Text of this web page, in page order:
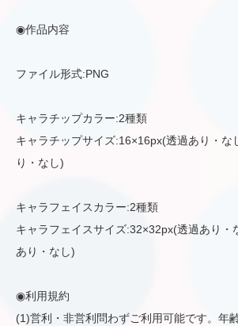
◉作品内容
ファイル形式:PNG
キャラチップカラー:2種類
キャラチップサイズ:16×16px(透過あり・な
り・なし)
キャラフェイスカラー:2種類
キャラフェイスサイズ:32×32px(透過あり・
あり・なし)
◉利用規約
(1)営利・非営利問わずご利用可能です。年